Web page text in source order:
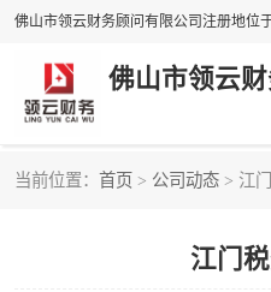
佛山市领云
当前位置： 首页 > 公司动态 > 江
江门